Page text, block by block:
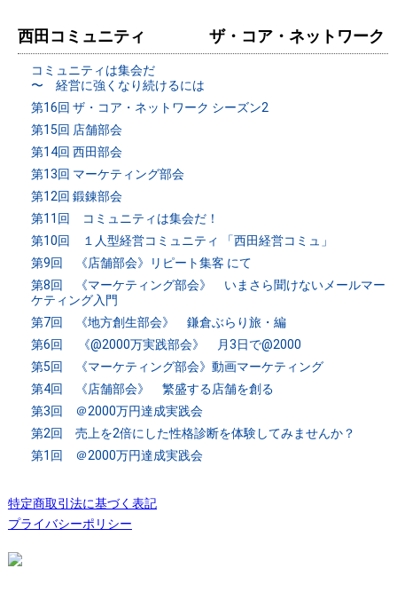
西田コミュニティ ザ・コア・ネットワーク
コミュニティは集会だ
〜 経営に強くなり続けるには
第16回 ザ・コア・ネットワーク シーズン2
第15回 店舗部会
第14回 西田部会
第13回 マーケティング部会
第12回 鍛錬部会
第11回 コミュニティは集会だ！
第10回 １人型経営コミュニティ 「西田経営コミュ」
第9回 《店舗部会》リピート集客 にて
第8回 《マーケティング部会》 いまさら聞けないメールマー
ケティング入門
第7回 《地方創生部会》 鎌倉ぶらり旅・編
第6回 《@2000万実践部会》 月3日で@2000
第5回 《マーケティング部会》動画マーケティング
第4回 《店舗部会》 繁盛する店舗を創る
第3回 ＠2000万円達成実践会
第2回 売上を2倍にした性格診断を体験してみませんか？
第1回 ＠2000万円達成実践会
特定商取引法に基づく表記
プライバシーポリシー